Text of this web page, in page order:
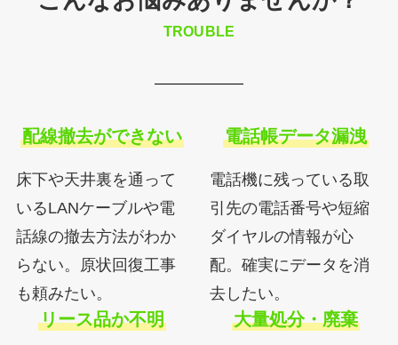
TROUBLE
配線撤去ができない
床下や天井裏を通って
いるLANケーブルや電
話線の撤去方法がわか
らない。原状回復工事
も頼みたい。
電話帳データ漏洩
電話機に残っている取
引先の電話番号や短縮
ダイヤルの情報が心
配。確実にデータを消
去したい。
リース品か不明 大量処分・廃棄